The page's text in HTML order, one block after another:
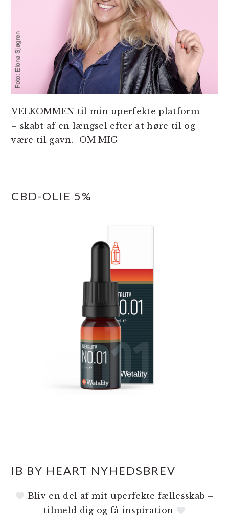
VELKOMMEN til min uperfekte platform
– skabt af en længsel efter at høre til og
være til gavn. OM MIG
CBD-OLIE 5%
IB BY HEART NYHEDSBREV
Bliv en del af mit uperfekte fællesskab –
tilmeld dig og få inspiration